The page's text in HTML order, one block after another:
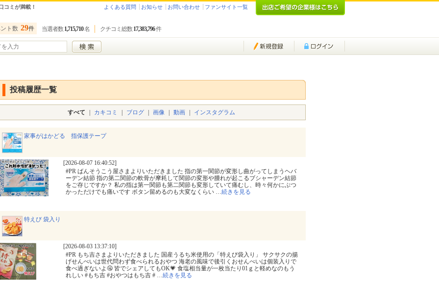
コミが満載！ よくある質問 お知らせ お問い合わせ ファンサイト一覧
ト数 29件 当選者数 1,715,710名 クチコミ総数 17,383,796件
投稿履歴一覧
すべて カキコミ ブログ 画像 動画 インスタグラム
家事がはかどる 指保護テープ
[2026-08-07 16:40:52]
#PR ばんそうこう屋さまよりいただきました 指の第一関節が変形し曲がってしまうヘバ
ーデン結節 指の第二関節の軟骨が摩耗して関節の変形や腫れが起こるブシャーデン結節
をご存じですか？ 私の指は第一関節も第二関節も変形していて痛むし、時々何かにぶつ
かっただけでも痛いです ボタン留めるのも大変なくらい …続きを見る
特えび 袋入り
[2026-08-03 13:37:10]
#PR もち吉さまよりいただきました 国産うるち米使用の「特えび袋入り」 サクサクの揚
げせんべいは世代問わず食べられるおやつ 海老の風味で後引くおせんべいは個装入りで
食べ過ぎないよ🤤 皆でシェアしてもOK💗 食塩相当量が一枚当たり01ｇと軽めなのもう
れしい #もち吉 #おやつはもち吉 # …続きを見る